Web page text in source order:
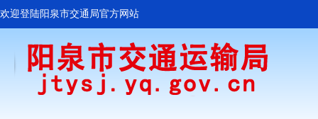
欢迎登陆阳泉市交通局官方网站